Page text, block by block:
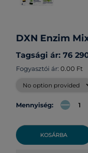
DXN Enzim
Tagsági ár: 76
Fogyasztói ár: 0.00 Ft
Mennyiség:
KOSÁRBA